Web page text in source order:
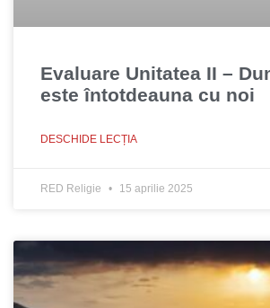
Evaluare Unitatea II –
este întotdeauna cu noi
DESCHIDE LECȚIA
RED Religie 15 aprilie 2025